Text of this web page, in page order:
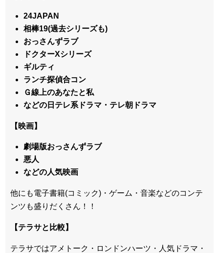
24JAPAN
相棒19(過去シリーズも)
おっさんずラブ
ドクターXシリーズ
ギルティ
ランチ探偵合コン
Ｇ線上のあなたと私
などの日テレ系ドラマ・テレ朝ドラマ
【映画】
劇場版おっさんずラブ
悪人
などの人気映画
他にも電子書籍(コミック)・ゲーム・音楽などのコンテ
ンツも盛りだくさん！！
【テラサと比較】
テラサではアメトーク・ロンドンハーツ・人気ドラマ・